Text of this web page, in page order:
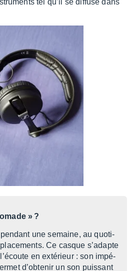
» ?
une semaine, au quoti­
Ce casque s’adapte
en exté­rieur : son impé­
d’ob­te­nir un son puis­sant